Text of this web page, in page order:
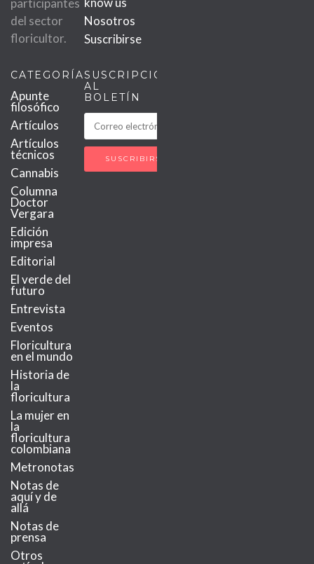
participantes
del sector
floricultor.
Nosotros
Suscribirse
CATEGORÍAS
Apunte
filosófico
Artículos
Artículos
técnicos
Cannabis
Columna
Doctor
Vergara
Edición
impresa
Editorial
El verde del
futuro
Entrevista
Eventos
Floricultura
en el mundo
Historia de
la
floricultura
La mujer en
la
floricultura
colombiana
Metronotas
Notas de
aquí y de
allá
Notas de
prensa
Otros
SUSCRIPCIÓN
AL
BOLETÍN